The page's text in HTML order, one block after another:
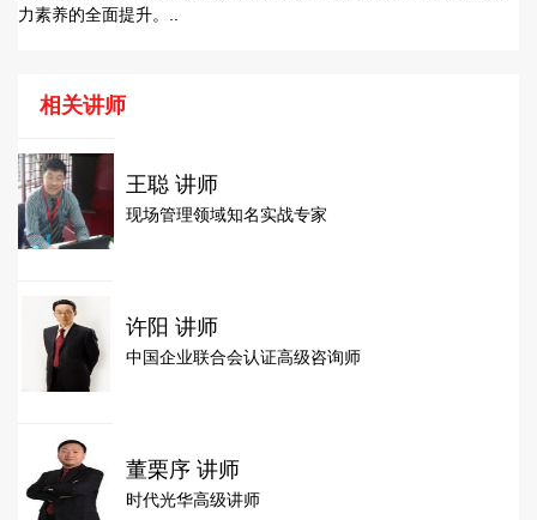
力素养的全面提升。..
相关讲师
王聪 讲师
现场管理领域知名实战专家
许阳 讲师
中国企业联合会认证高级咨询师
董栗序 讲师
时代光华高级讲师